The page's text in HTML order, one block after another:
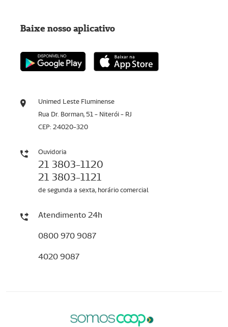
Unimed Leste Fluminense
Rua Dr. Borman, 51 - Niterói - RJ
CEP: 24020-320
Ouvidoria
21 3803-1120
21 3803-1121
de segunda a sexta, horário comercial
Atendimento 24h
0800 970 9087
4020 9087
Baixe nosso aplicativo